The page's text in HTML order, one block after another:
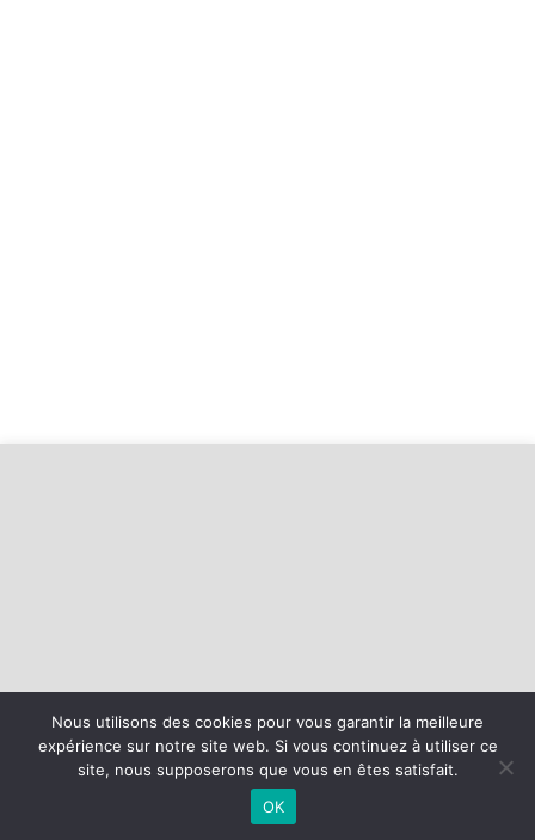
2026 - Baie d'Armor Handball Plérin-Saint Brieuc | Site internet
réalisé par
MENTIONS LÉGALES
Nous utilisons des cookies pour vous garantir la meilleure
expérience sur notre site web. Si vous continuez à utiliser ce
site, nous supposerons que vous en êtes satisfait.
OK